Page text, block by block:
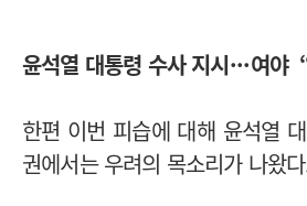
윤석열 대통령 수사 지시···여야
한편 이번 피습에 대해 윤석열
권에서는 우려의 목소리가 나왔